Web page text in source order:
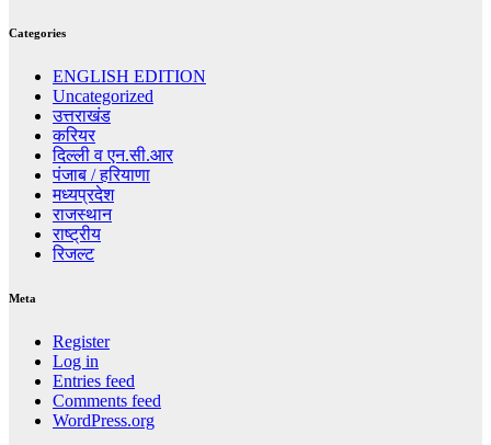
Categories
ENGLISH EDITION
Uncategorized
उत्तराखंड
करियर
दिल्ली व एन.सी.आर
पंजाब / हरियाणा
मध्यप्रदेश
राजस्थान
राष्ट्रीय
रिजल्ट
Meta
Register
Log in
Entries feed
Comments feed
WordPress.org